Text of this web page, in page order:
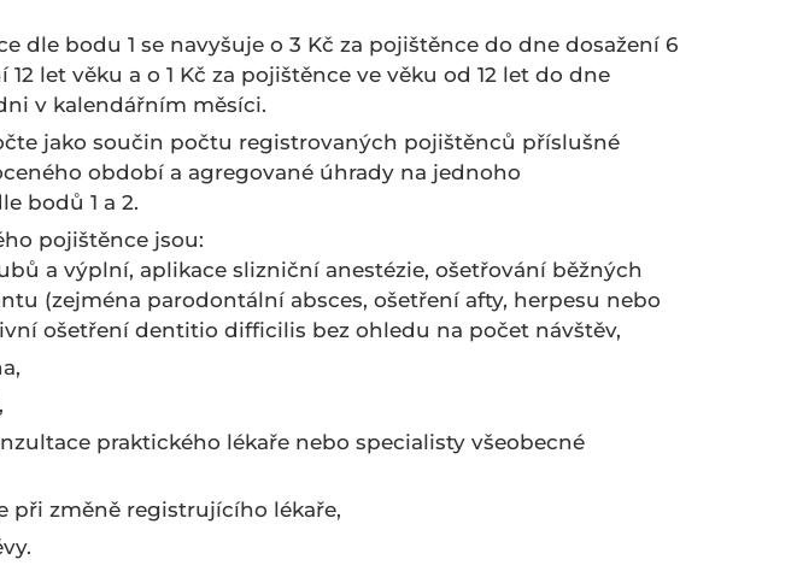
bodu 1 se navyšuje o 3 Kč za pojištěnce do dne dosažení 6
let věku a o 1 Kč za pojištěnce ve věku od 12 let do dne
v kalendářním měsíci.
jako součin počtu registrovaných pojištěnců příslušné
období a agregované úhrady na jednoho
bodů 1 a 2.
pojištěnce jsou:
a výplní, aplikace slizniční anestézie, ošetřování běžných
(zejména parodontální absces, ošetření afty, herpesu nebo
ošetření dentitio difficilis bez ohledu na počet návštěv,
praktického lékaře nebo specialisty všeobecné
při změně registrujícího lékaře,